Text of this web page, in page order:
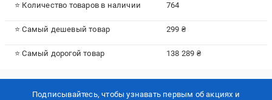
⭐ Количество товаров в наличии 764
⭐ Самый дешевый товар 299 ₴
⭐ Самый дорогой товар 138 289 ₴
Подписывайтесь, чтобы узнавать первым об акцияx и